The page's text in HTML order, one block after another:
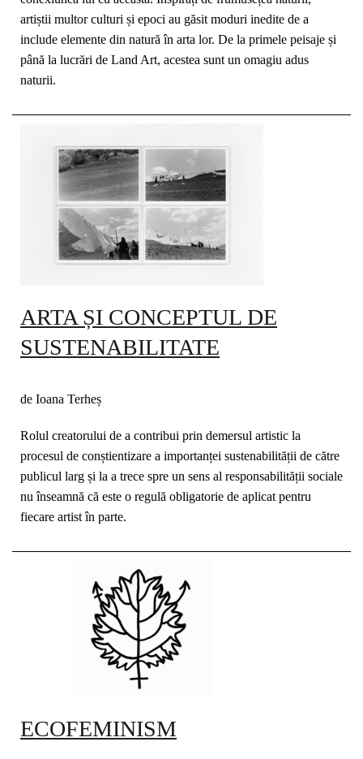
artiștii multor culturi și epoci au găsit moduri inedite de a
include elemente din natură în arta lor. De la primele peisaje și
până la lucrări de Land Art, acestea sunt un omagiu adus
naturii.
ARTA ȘI CONCEPTUL DE
SUSTENABILITATE
de Ioana Terheș
Rolul creatorului de a contribui prin demersul artistic la
procesul de conștientizare a importanței sustenabilității de către
publicul larg și la a trece spre un sens al responsabilității sociale
nu înseamnă că este o regulă obligatorie de aplicat pentru
fiecare artist în parte.
ECOFEMINISM